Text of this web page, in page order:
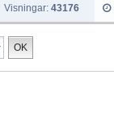
Visningar: 43176